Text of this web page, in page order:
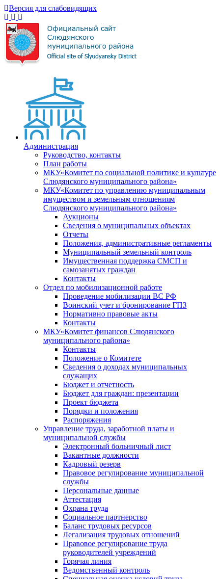
Версия для слабовидящих
Администрация
Руководство, контакты
План работы
МКУ«Комитет по социальной политике и культуре
Слюдянского муниципального района»
МКУ«Комитет по управлению муниципальным
имуществом и земельным отношениям
Слюдянского муниципального района»
Аукционы
Сведения о муниципальных объектах
Отчеты
Положения, административные регламенты
Муниципальный земельный контроль
Имущественная поддержка СМСП и
самозанятых граждан
Контакты
Отдел по мобилизационной работе
Проведение мобилизации ВС РФ
Воинский учет и бронирование ГПЗ
Нормативно правовые акты
Контакты
МКУ«Комитет финансов Слюдянского
муниципального района»
Контакты
Положение о Комитете
Сведения о доходах муниципальных
служащих
Бюджет и отчетность
Бюджет для граждан: презентации
Проект бюджета
Порядки и положения
Распоряжения
Управление труда, заработной платы и
муниципальной службы
Электронный больничный лист
Вакантные должности
Кадровый резерв
Правовое регулирование муниципальной
службы
Персональные данные
Аттестация
Охрана труда
Социальное партнерство
Баланс трудовых ресурсов
Легализация трудовых отношений
Правовое регулирование труда
руководителей учреждений
Горячая линия
Ведомственный контроль